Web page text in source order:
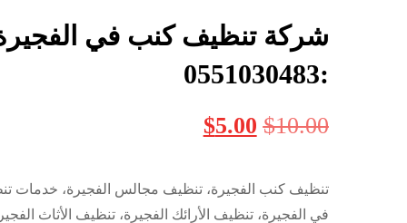
شركة تنظيف كنب في
:0551030483
$10.00
$5.00
تنظيف كنب الفجيرة، تنظيف مجالس الفجيرة، خدمات
في الفجيرة، تنظيف الأرائك الفجيرة، تنظيف الأثاث